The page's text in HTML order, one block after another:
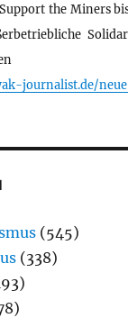
the Miners
journalist.de/
(545)
(338)